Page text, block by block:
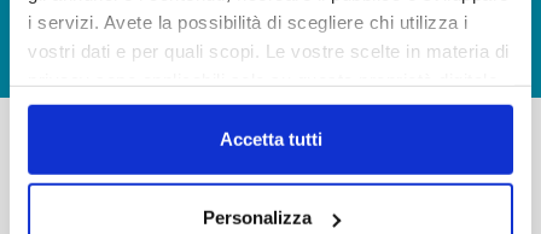
i servizi. Avete la possibilità di scegliere chi utilizza i
vostri dati e per quali scopi. Le vostre scelte in materia di
in cui avete effettuato le vostre scelte. È possibile
modificare o revocare il proprio consenso in qualsiasi
momento dalla Dichiarazione sui cookie o facendo clic
Accetta tutti
Personalizza
GIUDICA IL SERVIZIO
LAVORA CON NOI
-
FAQ